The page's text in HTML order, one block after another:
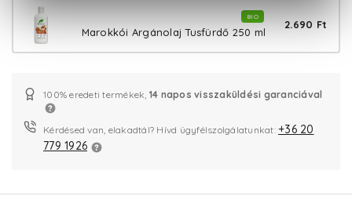
BIO
Marokkói Argánolaj Tusfürdő 250 ml
2.690 Ft
100% eredeti termékek, 14 napos visszaküldési garanciával
Kérdésed van, elakadtál? Hívd ügyfélszolgálatunkat: +36 20
779 1926